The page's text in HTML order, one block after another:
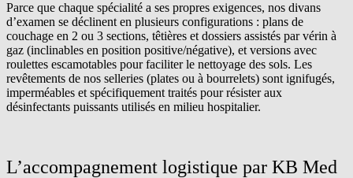
Parce que chaque spécialité a ses propres exigences, nos divans
d’examen se déclinent en plusieurs configurations : plans de
couchage en 2 ou 3 sections, têtières et dossiers assistés par vérin à
gaz (inclinables en position positive/négative), et versions avec
roulettes escamotables pour faciliter le nettoyage des sols. Les
revêtements de nos selleries (plates ou à bourrelets) sont ignifugés,
imperméables et spécifiquement traités pour résister aux
désinfectants puissants utilisés en milieu hospitalier.
L’accompagnement logistique par KB Med